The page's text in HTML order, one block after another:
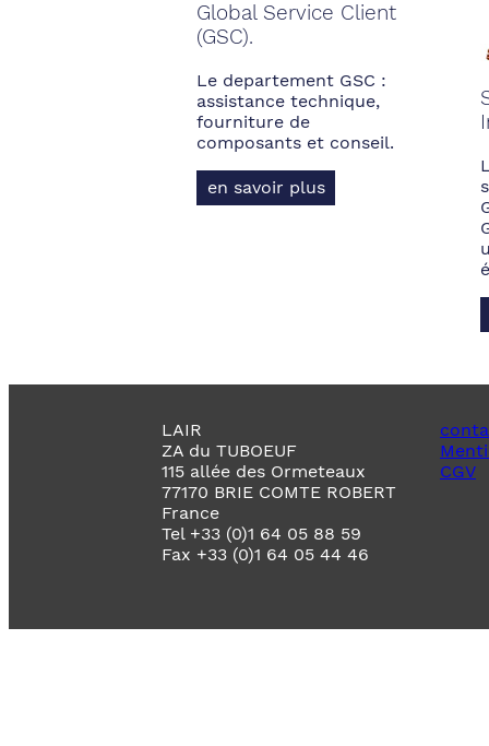
Global Service Client
(GSC).
Le departement GSC :
assistance technique,
fourniture de
composants et conseil.
en savoir plus
LAIR
ZA du TUBOEUF
115 allée des Ormeteaux
77170 BRIE COMTE ROBERT
France
Tel +33 (0)1 64 05 88 59
Fax +33 (0)1 64 05 44 46
CGV